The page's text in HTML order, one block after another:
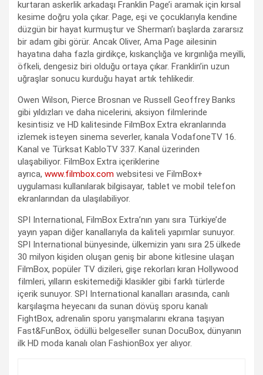
kurtaran askerlik arkadaşı Franklin Page’i aramak için kırsal
kesime doğru yola çıkar. Page, eşi ve çocuklarıyla kendine
düzgün bir hayat kurmuştur ve Sherman’ı başlarda zararsız
bir adam gibi görür. Ancak Oliver, Ama Page ailesinin
hayatına daha fazla girdikçe, kıskançlığa ve kırgınlığa meyilli,
öfkeli, dengesiz biri olduğu ortaya çıkar. Franklin’in uzun
uğraşlar sonucu kurduğu hayat artık tehlikedir.
Owen Wilson, Pierce Brosnan ve Russell Geoffrey Banks
gibi yıldızları ve daha nicelerini, aksiyon filmlerinde
kesintisiz ve HD kalitesinde FilmBox Extra ekranlarında
izlemek isteyen sinema severler, kanala VodafoneTV 16.
Kanal ve Türksat KabloTV 337. Kanal üzerinden
ulaşabiliyor. FilmBox Extra içeriklerine
ayrıca, www.filmbox.com websitesi ve FilmBox+
uygulaması kullanılarak bilgisayar, tablet ve mobil telefon
ekranlarından da ulaşılabiliyor.
SPI International, FilmBox Extra’nın yanı sıra Türkiye’de
yayın yapan diğer kanallarıyla da kaliteli yapımlar sunuyor.
SPI International bünyesinde, ülkemizin yanı sıra 25 ülkede
30 milyon kişiden oluşan geniş bir abone kitlesine ulaşan
FilmBox, popüler TV dizileri, gişe rekorları kıran Hollywood
filmleri, yılların eskitemediği klasikler gibi farklı türlerde
içerik sunuyor. SPI International kanalları arasında, canlı
karşılaşma heyecanı da sunan dövüş sporu kanalı
FightBox, adrenalin sporu yarışmalarını ekrana taşıyan
Fast&FunBox, ödüllü belgeseller sunan DocuBox, dünyanın
ilk HD moda kanalı olan FashionBox yer alıyor.